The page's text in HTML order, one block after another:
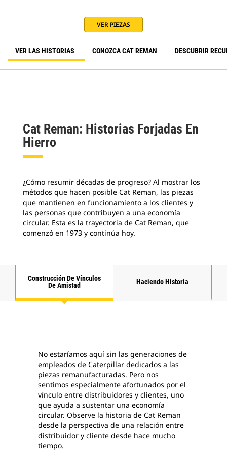
VER PIEZAS
VER LAS HISTORIAS CONOZCA CAT REMAN DESCUBRIR
Cat Reman: Historias Forjadas En
Hierro
¿Cómo resumir décadas de progreso? Al mostrar los
métodos que hacen posible Cat Reman, las piezas
que mantienen en funcionamiento a los clientes y
las personas que contribuyen a una economía
circular. Esta es la trayectoria de Cat Reman, que
comenzó en 1973 y continúa hoy.
Construcción De Vínculos
De Amistad
Haciendo Historia
No estaríamos aquí sin las generaciones de
empleados de Caterpillar dedicados a las
piezas remanufacturadas. Pero nos
sentimos especialmente afortunados por el
vínculo entre distribuidores y clientes, uno
que ayuda a sustentar una economía
circular. Observe la historia de Cat Reman
desde la perspectiva de una relación entre
distribuidor y cliente desde hace mucho
tiempo.